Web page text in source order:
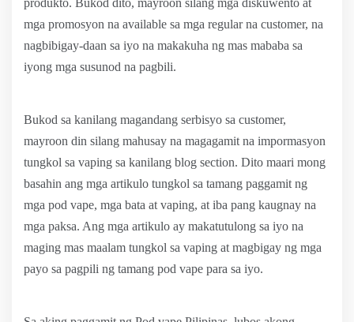
produkto. Bukod dito, mayroon silang mga diskuwento at
mga promosyon na available sa mga regular na customer, na
nagbibigay-daan sa iyo na makakuha ng mas mababa sa
iyong mga susunod na pagbili.
Bukod sa kanilang magandang serbisyo sa customer,
mayroon din silang mahusay na magagamit na impormasyon
tungkol sa vaping sa kanilang blog section. Dito maari mong
basahin ang mga artikulo tungkol sa tamang paggamit ng
mga pod vape, mga bata at vaping, at iba pang kaugnay na
mga paksa. Ang mga artikulo ay makatutulong sa iyo na
maging mas maalam tungkol sa vaping at magbigay ng mga
payo sa pagpili ng tamang pod vape para sa iyo.